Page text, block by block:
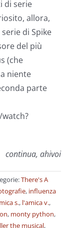
di serie
allora,
serie di Spike
del più
(che
niente
parte
continua, ahivoi
There's A
, influenza
s., l'amica v.,
, monty python,
the musical,